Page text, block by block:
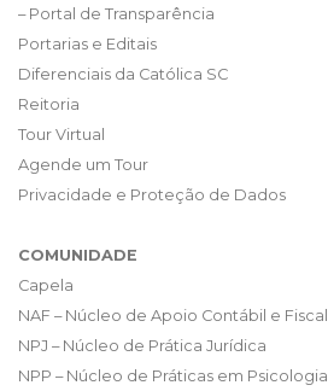
– Portal de Transparência
Portarias e Editais
Diferenciais da Católica SC
Reitoria
Tour Virtual
Agende um Tour
Privacidade e Proteção de Dados
COMUNIDADE
Capela
NAF – Núcleo de Apoio Contábil e Fiscal
NPJ – Núcleo de Prática Jurídica
NPP – Núcleo de Práticas em Psicologia